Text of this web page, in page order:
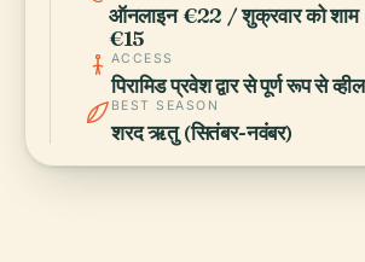
ऑनलाइन €22 / शुक्रवार को शाम
€15
ACCESS
पिरामिड प्रवेश द्वार से पूर्ण रूप से
BEST SEASON
शरद ऋतु (सितंबर-नवंबर)